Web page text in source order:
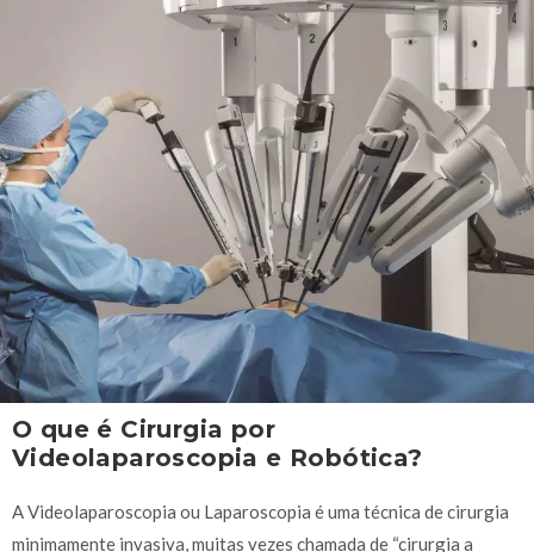
O que é Cirurgia por
Videolaparoscopia e Robótica?
A Videolaparoscopia ou Laparoscopia é uma técnica de cirurgia
minimamente invasiva, muitas vezes chamada de “cirurgia a